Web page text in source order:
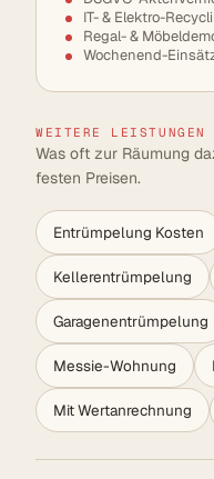
IT- & Elektro-
Regal- &
Wochenend-
WEITERE LEISTUNGEN
Was oft zur Räumung
festen Preisen.
Entrümpelung Kosten
Kellerentrümpelung
Garagenentrümpelung
Messie-Wohnung
Mit Wertanrechnung